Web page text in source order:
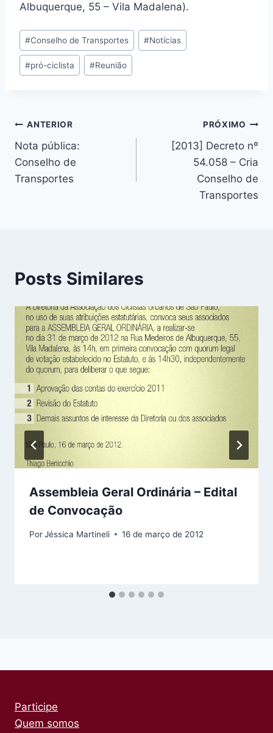
Albuquerque, 55 – Vila Madalena).
Tags
do
Post:
#Conselho de Transportes #Notícias
#pró-ciclista #Reunião
Navegação
de
Post
ANTERIOR
Nota pública:
Conselho de
Transportes
PRÓXIMO
[2013] Decreto nº
54.058 – Cria
Conselho de
Transportes
Posts Similares
Assembleia Geral Ordinária – Edital
de Convocação
PorJéssica Martineli 16 de março de 2012
Participe
Quem somos